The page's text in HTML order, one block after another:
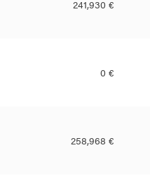
241,930 €
0 €
258,968 €